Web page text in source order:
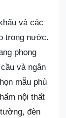
và các
trong nước.
phong
và ngân
mẫu phù
nội thất
đèn